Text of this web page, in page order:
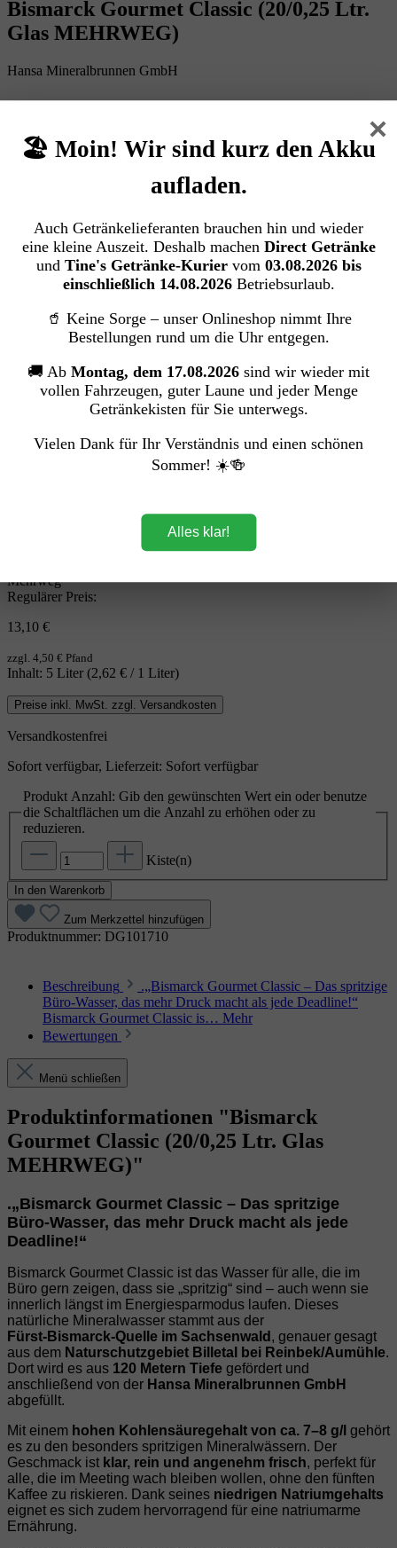
Bismarck Gourmet Classic (20/0,25 Ltr.
Glas MEHRWEG)
Hansa Mineralbrunnen GmbH
Mehrweg
Regulärer Preis:
13,10 €
zzgl. 4,50 € Pfand
Inhalt: 5 Liter (2,62 € / 1 Liter)
Preise inkl. MwSt. zzgl. Versandkosten
Versandkostenfrei
Sofort verfügbar, Lieferzeit: Sofort verfügbar
Produkt Anzahl: Gib den gewünschten Wert ein oder benutze
die Schaltflächen um die Anzahl zu erhöhen oder zu
reduzieren.
Kiste(n)
In den Warenkorb
Zum Merkzettel hinzufügen
Produktnummer: DG101710
Beschreibung
.„Bismarck Gourmet Classic – Das spritzige
Büro‑Wasser, das mehr Druck macht als jede Deadline!“
Bismarck Gourmet Classic is… Mehr
Bewertungen
Menü schließen
Produktinformationen "Bismarck
Gourmet Classic (20/0,25 Ltr. Glas
MEHRWEG)"
.„Bismarck Gourmet Classic – Das spritzige
Büro‑Wasser, das mehr Druck macht als jede
Deadline!“
Bismarck Gourmet Classic ist das Wasser für alle, die im
Büro gern zeigen, dass sie „spritzig“ sind – auch wenn sie
innerlich längst im Energiesparmodus laufen. Dieses
natürliche Mineralwasser stammt aus der
Fürst‑Bismarck‑Quelle im Sachsenwald , genauer gesagt
aus dem Naturschutzgebiet Billetal bei Reinbek/Aumühle.
Dort wird es aus 120 Metern Tiefe gefördert und
anschließend von der Hansa Mineralbrunnen GmbH
abgefüllt.
Mit einem hohen Kohlensäuregehalt von ca. 7–8 g/l gehört
es zu den besonders spritzigen Mineralwässern. Der
Geschmack ist klar, rein und angenehm frisch, perfekt für
alle, die im Meeting wach bleiben wollen, ohne den fünften
Kaffee zu riskieren. Dank seines niedrigen Natriumgehalts
eignet es sich zudem hervorragend für eine natriumarme
Ernährung.
×
🏖️ Moin! Wir sind kurz den Akku
aufladen.
Auch Getränkelieferanten brauchen hin und wieder
eine kleine Auszeit. Deshalb machen Direct Getränke
und Tine's Getränke-Kuriervom 03.08.2026 bis
einschließlich 14.08.2026Betriebsurlaub.
🥤 Keine Sorge – unser Onlineshop nimmt Ihre
Bestellungen rund um die Uhr entgegen.
🚚 Ab Montag, dem 17.08.2026 sind wir wieder mit
vollen Fahrzeugen, guter Laune und jeder Menge
Getränkekisten für Sie unterwegs.
Vielen Dank für Ihr Verständnis und einen schönen
Sommer! ☀️🍻
Alles klar!